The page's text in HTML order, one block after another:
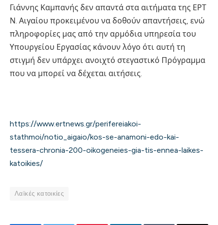
Γιάννης Καμπανής δεν απαντά στα αιτήματα της ΕΡΤ
Ν. Αιγαίου προκειμένου να δοθούν απαντήσεις, ενώ
πληροφορίες μας από την αρμόδια υπηρεσία του
Υπουργείου Εργασίας κάνουν λόγο ότι αυτή τη
στιγμή δεν υπάρχει ανοιχτό στεγαστικό Πρόγραμμα
που να μπορεί να δέχεται αιτήσεις.
https://www.ertnews.gr/perifereiakoi-
stathmoi/notio_aigaio/kos-se-anamoni-edo-kai-
tessera-chronia-200-oikogeneies-gia-tis-ennea-laikes-
katoikies/
Λαϊκές κατοικίες